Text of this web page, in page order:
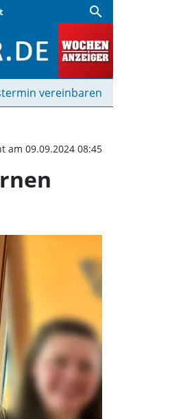
search
und
vereinbaren
am 09.09.2024 08:45